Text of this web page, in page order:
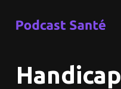
Handicap